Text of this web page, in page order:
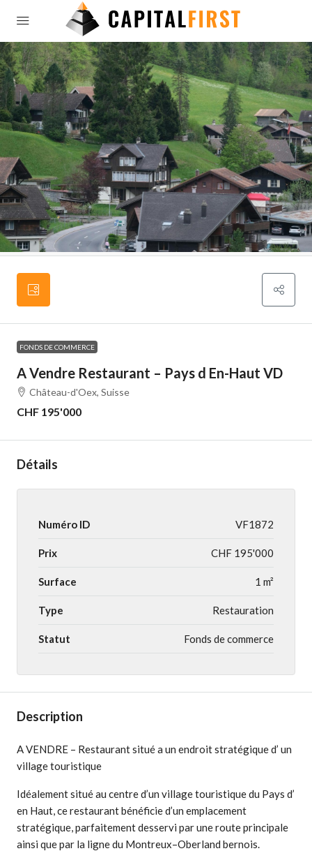
FONDS DE COMMERCE
A Vendre Restaurant – Pays d En-Haut VD
Château-d'Oex, Suisse
CHF 195'000
Détails
Numéro ID VF1872
Prix CHF 195'000
Surface 1 m²
Type Restauration
Statut Fonds de commerce
Description
A VENDRE – Restaurant situé a un endroit stratégique d’ un
village touristique
Idéalement situé au centre d’un village touristique du Pays d’
en Haut, ce restaurant bénéficie d’un emplacement
stratégique, parfaitement desservi par une route principale
ainsi que par la ligne du Montreux–Oberland bernois.